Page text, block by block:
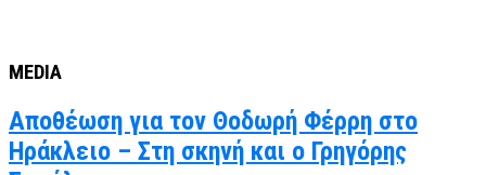
MEDIA
Αποθέωση για τον Θοδωρή Φέρρη στο
Ηράκλειο – Στη σκηνή και ο Γρηγόρης